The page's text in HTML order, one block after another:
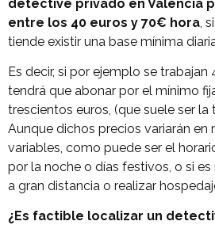
detective privado en Valencia
entre los 40 euros y 70€ hora ,
tiende existir una base mínima
Es decir, si por ejemplo se trabajan
tendrá que abonar por el mínimo
trescientos euros, (que suele ser la
Aunque dichos precios variarán en
variables, como puede ser el
por la noche o días festivos, o si
a gran distancia o realizar
¿Es factible localizar un